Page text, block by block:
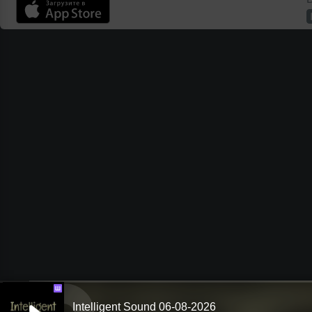
Ш
Intelligent Sound 06-08-2026